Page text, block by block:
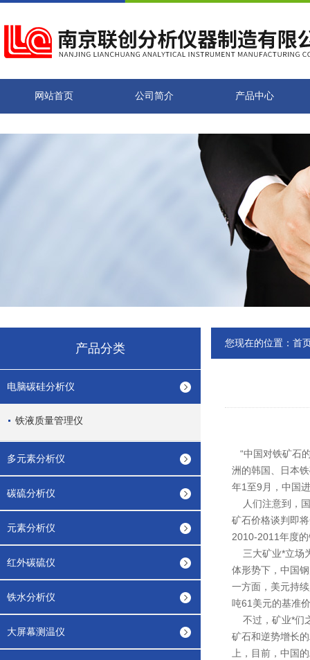
网站首页 公司简介 产品中心
产品分类
电脑碳硅分析仪
铁液质量管理仪
多元素分析仪
碳硫分析仪
元素分析仪
红外碳硫仪
铁水分析仪
大屏幕测温仪
您现在的位置： 首
“中国对铁矿石
洲的韩国、日本
年1至9月，中国
人们注意到，国
矿石价格谈判即
2010-2011年度
三大矿业*立场
体形势下，中国
一方面，美元持
吨61美元的基准
不过，矿业*们
矿石和逆势增长
上，目前，中国